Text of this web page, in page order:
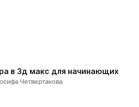
в 3д макс для начинающих
Четвертакова